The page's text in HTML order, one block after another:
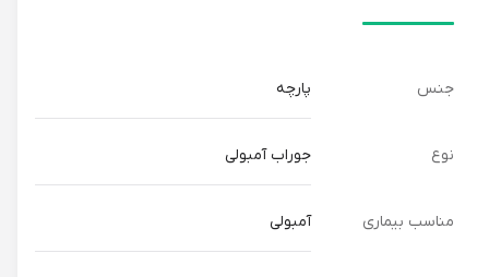
جنس پارچه
جوراب آمبولی
مناسب بیماری آمبولی